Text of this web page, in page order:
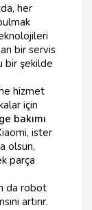
her
bir servis
bir şekilde
hizmet
için
bakımı
ister
olsun,
parça
da robot
artırır.